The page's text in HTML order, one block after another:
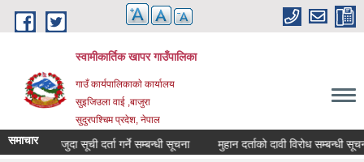
Skip to main content
स्वामीकार्तिक खापर गाउँपालिका
गाउँ कार्यपालिकाकाे कार्यालय
सुइजिउला वाई ,बाजुरा
सुदुरपश्चिम प्रदेश, नेपाल
समाचारमाैजुदा सूची दर्ता गर्ने सम्बन्धी सूचना मुहान दर्ताको दावी विरोध सम्बन्धी सूचना